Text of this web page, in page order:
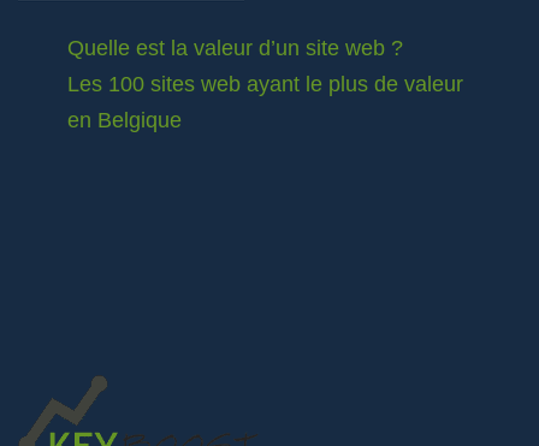
Quelle est la valeur d’un site web ?
Les 100 sites web ayant le plus de valeur
en Belgique